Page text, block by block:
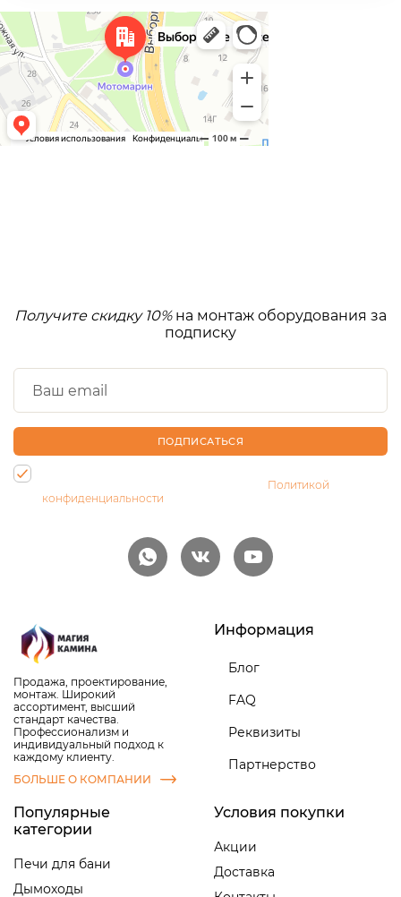
Получите скидку 10%на монтаж оборудования за
подписку
ПОДПИСАТЬСЯ
Политикой
конфиденциальности
Продажа, проектирование,
монтаж. Широкий
ассортимент, высший
стандарт качества.
Профессионализм и
индивидуальный подход к
каждому клиенту.
БОЛЬШЕ О КОМПАНИИ
Информация
Блог
FAQ
Реквизиты
Партнерство
Популярные
категории
Печи для бани
Дымоходы
Условия покупки
Акции
Доставка